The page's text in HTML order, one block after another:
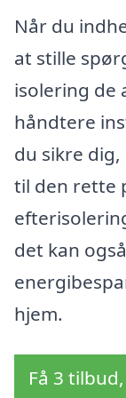
Når du
at stille
isolering de
håndtere
du sikre
til den rette
det kan
hjem.
Få 3